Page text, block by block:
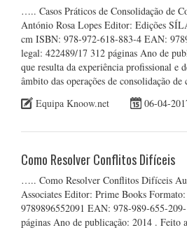
….. Casos Práticos de Consolidação de
António Rosa Lopes Editor: Edições
cm ISBN: 978-972-618-883-4 EAN:
legal: 422489/17 312 páginas Ano de
que resulta da experiência profissional e
âmbito das operações de consolidação
Equipa Knoow.net
06-04-
Como Resolver Conflitos Difíceis
….. Como Resolver Conflitos Difíceis
Associates Editor: Prime Books
9789896552091 EAN: 978-989-655-
páginas Ano de publicação: 2014 . Feito